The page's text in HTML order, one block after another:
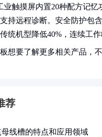
业触摸屏内置20种配方记
持远程诊断。安全防护包
统机型降低40%，连续工作
想要了解更多相关产品，
荐
线槽的特点和应用领域